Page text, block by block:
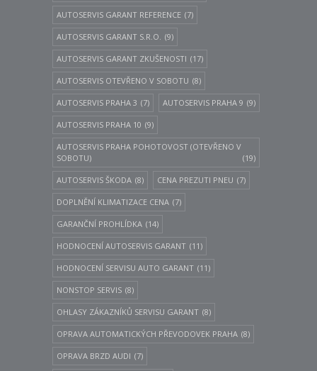
AUTOSERVIS GARANT REFERENCE (7)
AUTOSERVIS GARANT S.R.O. (9)
AUTOSERVIS GARANT ZKUŠENOSTI (17)
AUTOSERVIS OTEVŘENO V SOBOTU (8)
AUTOSERVIS PRAHA 3 (7) AUTOSERVIS PRAHA 9 (9)
AUTOSERVIS PRAHA 10 (9)
AUTOSERVIS PRAHA POHOTOVOST (OTEVŘENO V
SOBOTU)
(19)
AUTOSERVIS ŠKODA (8) CENA PREZUTI PNEU (7)
DOPLNĚNÍ KLIMATIZACE CENA (7)
GARANČNÍ PROHLÍDKA (14)
HODNOCENÍ AUTOSERVIS GARANT (11)
HODNOCENÍ SERVISU AUTO GARANT (11)
NONSTOP SERVIS (8)
OHLASY ZÁKAZNÍKŮ SERVISU GARANT (8)
OPRAVA AUTOMATICKÝCH PŘEVODOVEK PRAHA (8)
OPRAVA BRZD AUDI (7)